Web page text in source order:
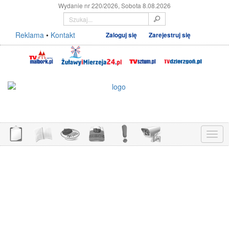
Wydanie nr 220/2026, Sobota 8.08.2026
Reklama • Kontakt Zaloguj się Zarejestruj się
Menu